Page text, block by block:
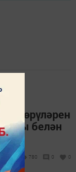
йөрүләрен
белән
780 0 0